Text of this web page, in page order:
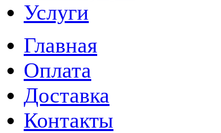
Услуги
Главная
Оплата
Доставка
Контакты